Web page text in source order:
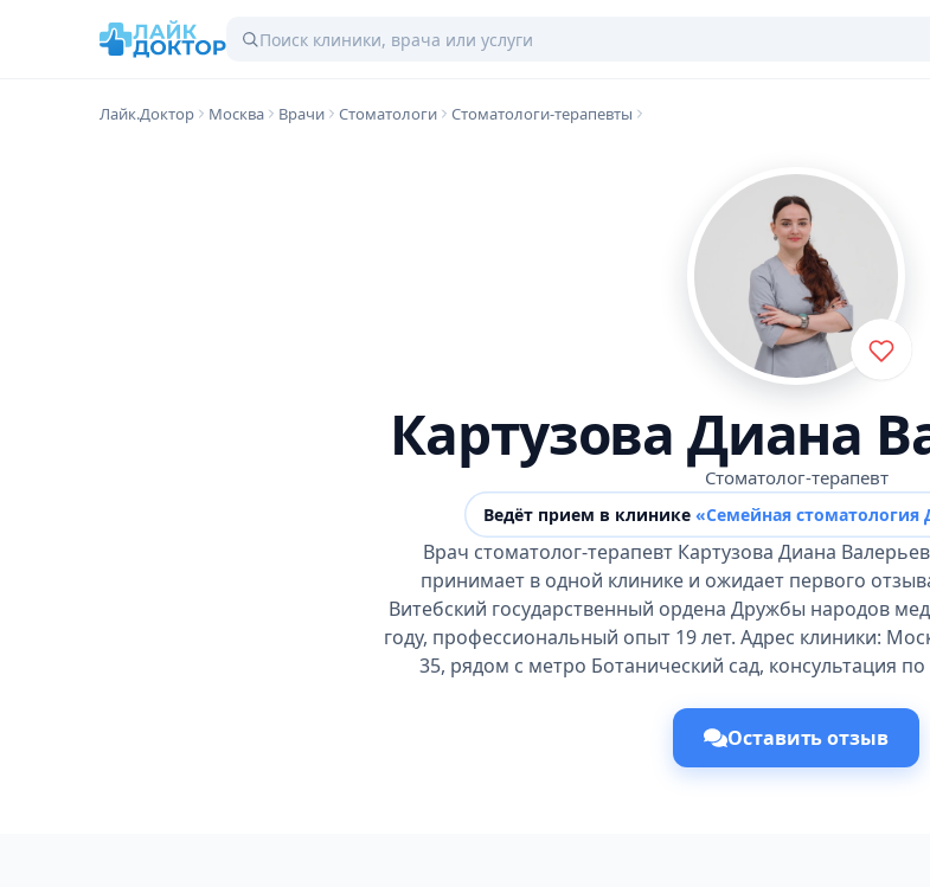
Лайк.Доктор Москва Врачи Стоматологи Стоматологи-терапевты
Картузова Диана
Стоматолог-терапевт
Ведёт прием в клинике «Семейная
Врач стоматолог-терапевт Картузова Диана
принимает в одной клинике и ожидает первого
Витебский государственный ордена Дружбы народов
году, профессиональный опыт 19 лет. Адрес клиники:
35, рядом с метро Ботанический сад, консультация
Оставить отзыв